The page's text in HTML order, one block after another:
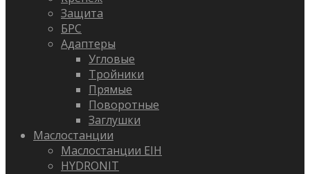
Защита
БРС
Адаптеры
Угловые
Тройники
Прямые
Поворотные
Заглушки
Маслостанции
Маслостанции EIH
HYDRONIT